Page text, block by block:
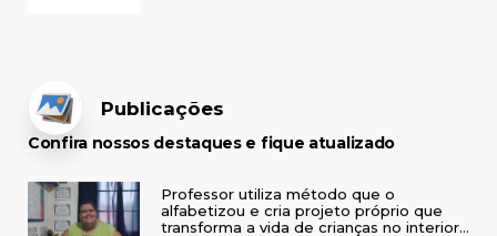
Publicações
Confira nossos destaques e fique atualizado
Professor utiliza método que o
alfabetizou e cria projeto próprio que
transforma a vida de crianças no interior